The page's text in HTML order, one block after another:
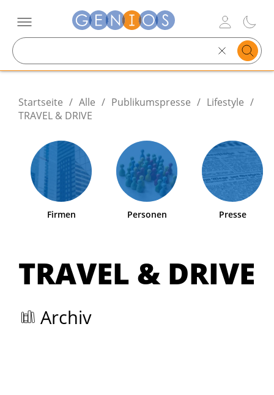
text
Startseite / Alle / Publikumspresse / Lifestyle /
TRAVEL & DRIVE
Firmen Personen Presse
TRAVEL & DRIVE
Archiv